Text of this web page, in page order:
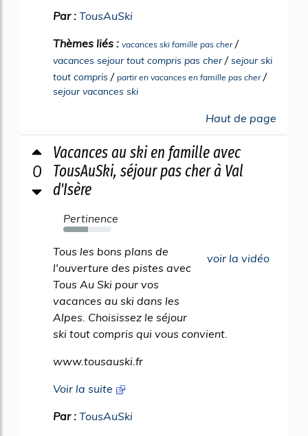
Par : TousAuSki
Thèmes liés : vacances ski famille pas cher/
vacances sejour tout compris pas cher/sejour ski
tout compris / partir en vacances en famille pas cher/
sejour vacances ski
Haut de page
0
Vacances au ski en famille avec
TousAuSki, séjour pas cher à Val
d'Isère
Pertinence
51%
voir la vidéo
Tous les bons plans de
l'ouverture des pistes avec
Tous Au Ski pour vos
vacances au ski dans les
Alpes. Choisissez le séjour
ski tout compris qui vous convient.
www.tousauski.fr
Voir la suite
Par : TousAuSki